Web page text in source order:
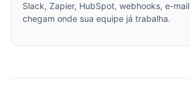
Slack, Zapier, HubSpot, webhooks, e-
chegam onde sua equipe já trabalha.